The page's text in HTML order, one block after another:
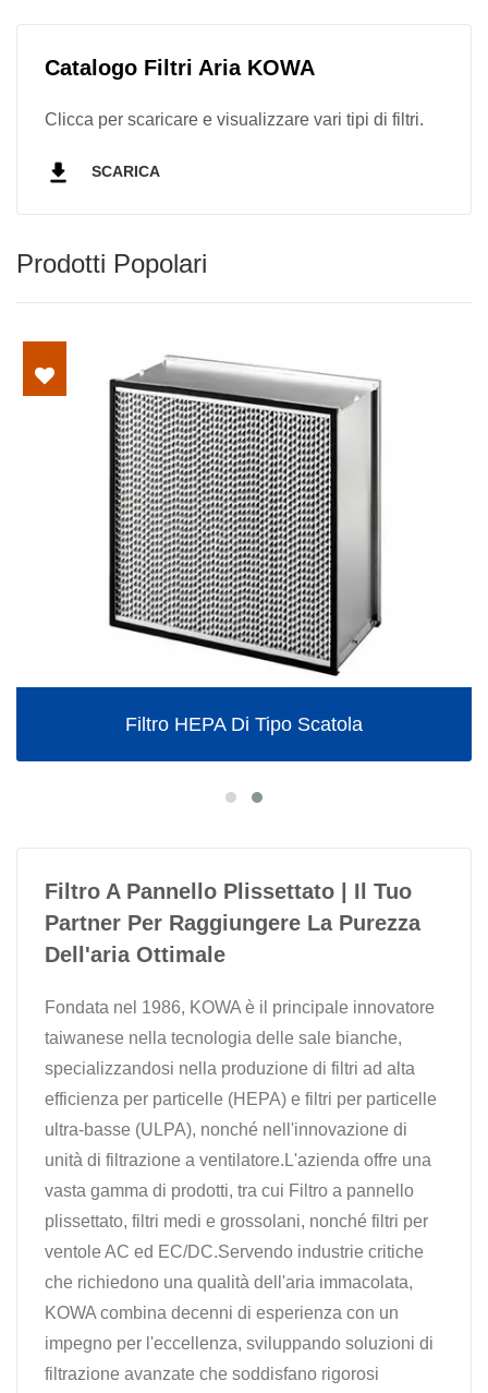
Catalogo Filtri Aria KOWA
Clicca per scaricare e visualizzare vari tipi di filtri.
SCARICA
Prodotti Popolari
Filtro HEPA Di Tipo Scatola
Filtro A Pannello Plissettato | Il Tuo
Partner Per Raggiungere La Purezza
Dell'aria Ottimale
Fondata nel 1986, KOWA è il principale innovatore
taiwanese nella tecnologia delle sale bianche,
specializzandosi nella produzione di filtri ad alta
efficienza per particelle (HEPA) e filtri per particelle
ultra-basse (ULPA), nonché nell'innovazione di
unità di filtrazione a ventilatore.L'azienda offre una
vasta gamma di prodotti, tra cui Filtro a pannello
plissettato, filtri medi e grossolani, nonché filtri per
ventole AC ed EC/DC.Servendo industrie critiche
che richiedono una qualità dell'aria immacolata,
KOWA combina decenni di esperienza con un
impegno per l'eccellenza, sviluppando soluzioni di
filtrazione avanzate che soddisfano rigorosi